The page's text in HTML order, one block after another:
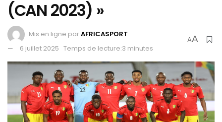
(CAN 2023) »
Mis en ligne parAFRICASPORT
6 juillet 2025 Temps de lecture:3 minutes
AA